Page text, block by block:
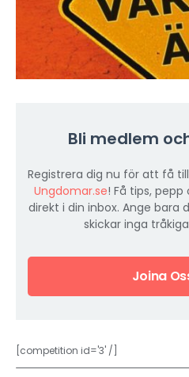
Bli medlem
Registrera dig nu för att få
Ungdomar.se! Få tips,
direkt i din inbox. Ange bara
skickar inga
Joina
[competition id='3' /]